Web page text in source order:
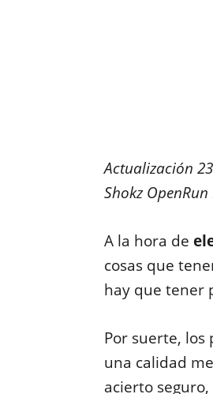
Actualización
Shokz OpenRun
A la hora de
cosas que
hay que tener
Por suerte, los
una calidad
acierto